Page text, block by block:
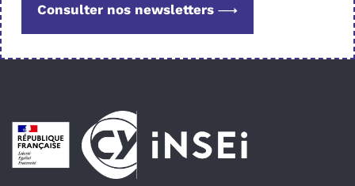
Consulter nos newsletters
Pied de page